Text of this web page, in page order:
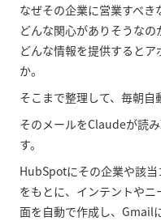
なぜその企業に営業すべき
どんな関心がありそうなの
どんな情報を提供すると
か。
そこまで整理して、毎朝自
そのメールをClaudeが読
す。
HubSpotにその企業や該
をもとに、インテントや
面を自動で作成し、Gmail